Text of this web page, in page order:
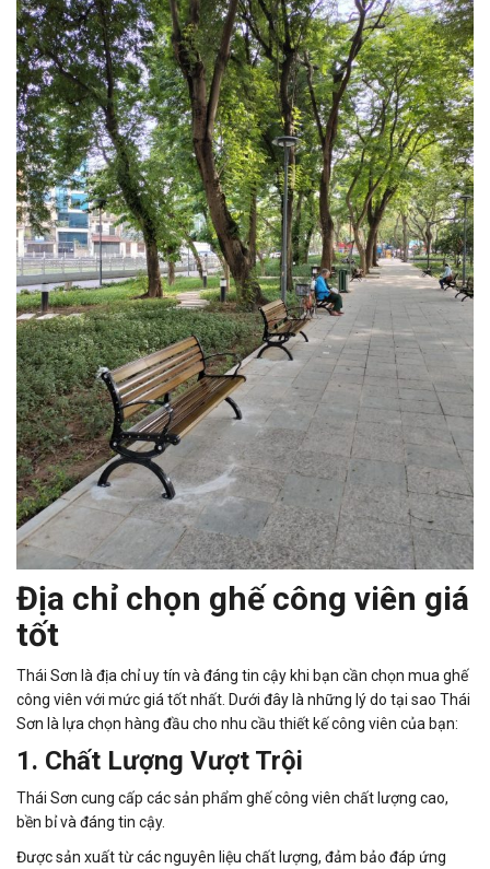
Địa chỉ chọn ghế công viên giá
tốt
Thái Sơn là địa chỉ uy tín và đáng tin cậy khi bạn cần chọn mua ghế
công viên với mức giá tốt nhất. Dưới đây là những lý do tại sao Thái
Sơn là lựa chọn hàng đầu cho nhu cầu thiết kế công viên của bạn:
1. Chất Lượng Vượt Trội
Thái Sơn cung cấp các sản phẩm ghế công viên chất lượng cao,
bền bỉ và đáng tin cậy.
Được sản xuất từ các nguyên liệu chất lượng, đảm bảo đáp ứng